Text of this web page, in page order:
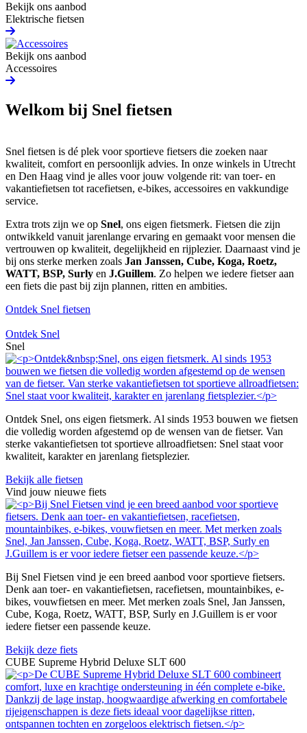
Bekijk ons aanbod
Elektrische fietsen
Bekijk ons aanbod
Accessoires
Welkom bij Snel fietsen
Snel fietsen is dé plek voor sportieve fietsers die zoeken naar
kwaliteit, comfort en persoonlijk advies. In onze winkels in Utrecht
en Den Haag vind je alles voor jouw volgende rit: van toer- en
vakantiefietsen tot racefietsen, e-bikes, accessoires en vakkundige
service.
Extra trots zijn we op Snel, ons eigen fietsmerk. Fietsen die zijn
ontwikkeld vanuit jarenlange ervaring en gemaakt voor mensen die
vertrouwen op kwaliteit, degelijkheid en rijplezier. Daarnaast vind je
bij ons sterke merken zoals Jan Janssen, Cube, Koga, Roetz,
WATT, BSP, Surly en J.Guillem. Zo helpen we iedere fietser aan
een fiets die past bij zijn plannen, ritten en ambities.
Ontdek Snel fietsen
Ontdek Snel
Snel
Ontdek Snel, ons eigen fietsmerk. Al sinds 1953 bouwen we fietsen
die volledig worden afgestemd op de wensen van de fietser. Van
sterke vakantiefietsen tot sportieve allroadfietsen: Snel staat voor
kwaliteit, karakter en jarenlang fietsplezier.
Bekijk alle fietsen
Vind jouw nieuwe fiets
Bij Snel Fietsen vind je een breed aanbod voor sportieve fietsers.
Denk aan toer- en vakantiefietsen, racefietsen, mountainbikes, e-
bikes, vouwfietsen en meer. Met merken zoals Snel, Jan Janssen,
Cube, Koga, Roetz, WATT, BSP, Surly en J.Guillem is er voor
iedere fietser een passende keuze.
Bekijk deze fiets
CUBE Supreme Hybrid Deluxe SLT 600